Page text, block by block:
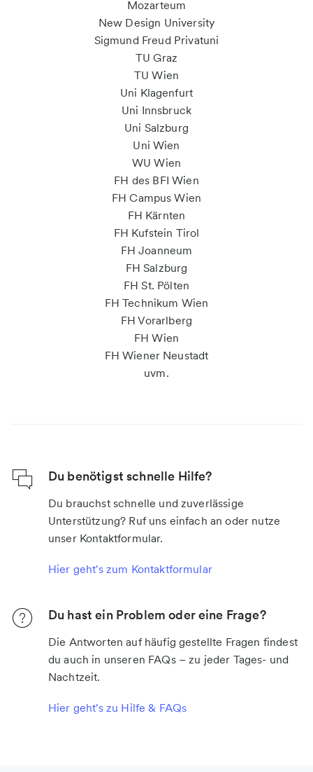
Mozarteum
New Design University
Sigmund Freud Privatuni
TU Graz
TU Wien
Uni Klagenfurt
Uni Innsbruck
Uni Salzburg
Uni Wien
WU Wien
FH des BFI Wien
FH Campus Wien
FH Kärnten
FH Kufstein Tirol
FH Joanneum
FH Salzburg
FH St. Pölten
FH Technikum Wien
FH Vorarlberg
FH Wien
FH Wiener Neustadt
uvm.
Du benötigst schnelle Hilfe?
Du brauchst schnelle und zuverlässige
Unterstützung? Ruf uns einfach an oder nutze
unser Kontaktformular.
Hier geht's zum Kontaktformular
Du hast ein Problem oder eine Frage?
Die Antworten auf häufig gestellte Fragen findest
du auch in unseren FAQs – zu jeder Tages- und
Nachtzeit.
Hier geht's zu Hilfe & FAQs